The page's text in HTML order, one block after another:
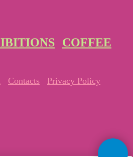
COFFEE
Contacts
Privacy Policy